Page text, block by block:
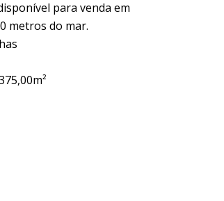
para venda em
metros do mar.